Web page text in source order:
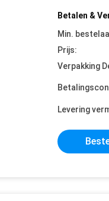
Betalen &
Min.
Prijs:
Verpakking
Levering